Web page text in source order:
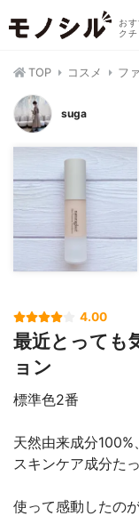
お
ク
TOP コスメ フ
suga
4.00
最近とっても
ョン
標準色2番
天然由来成分
スキンケア成分た
使って感動したの